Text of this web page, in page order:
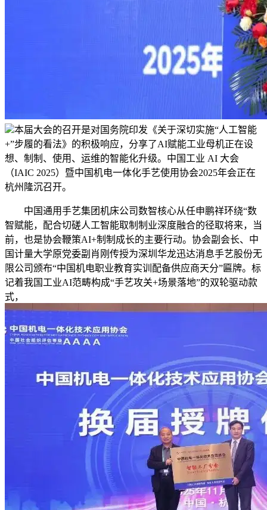
本届大会的召开是对国务院印发《关于深切实施“人工智能
+”步履的看法》的积极响应，分享了AI赋能工业母机正在设
想、制制、使用、运维的智能化升级。中国工业 AI 大会
（IAIC 2025）暨中国机电一体化手艺使用协会2025年会正在
杭州隆沉召开。
中国通用手艺集团机床公司数智核心从任申鹏祥环绕“数
智赋能，配合切磋人工智能取制制业深度融合的径取将来，当
前，也是协会鞭策AI+制制成长的主要行动。协会副会长、中
国计量大学原党委副肖刚传授为深圳华龙迅达消息手艺股份无
限公司颁布“中国机电职业教育实训配备供应商天分”匾牌。标
记着我国工业AI范畴构成“手艺攻关+场景落地”的双轮驱动款
式，